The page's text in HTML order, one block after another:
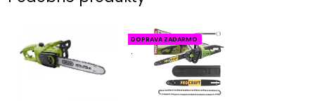
DOPRAVA ZADARMO
.